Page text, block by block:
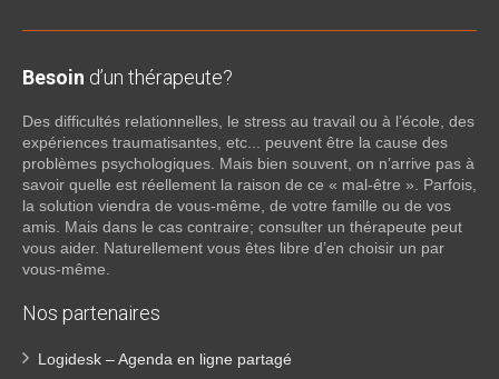
Besoin d’un thérapeute?
Des difficultés relationnelles, le stress au travail ou à l’école, des
expériences traumatisantes, etc... peuvent être la cause des
problèmes psychologiques. Mais bien souvent, on n’arrive pas à
savoir quelle est réellement la raison de ce « mal-être ». Parfois,
la solution viendra de vous-même, de votre famille ou de vos
amis. Mais dans le cas contraire; consulter un thérapeute peut
vous aider. Naturellement vous êtes libre d’en choisir un par
vous-même.
Nos partenaires
Logidesk – Agenda en ligne partagé